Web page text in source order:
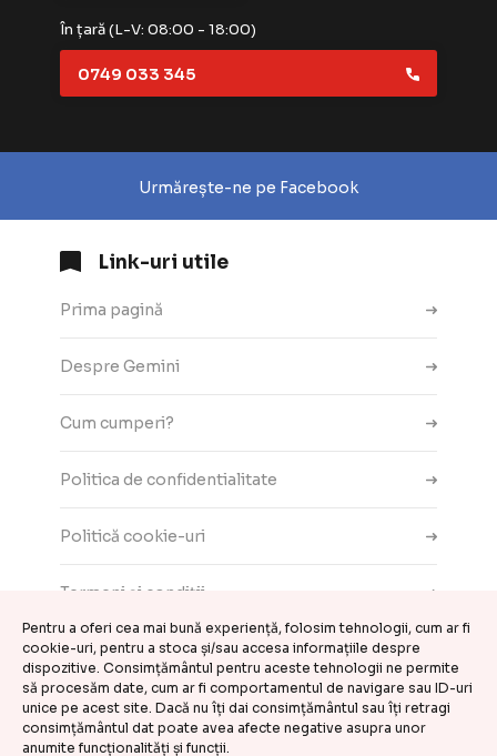
Pentru a oferi cea mai bună experiență, folosim tehnologii, cum ar fi
cookie-uri, pentru a stoca și/sau accesa informațiile despre
dispozitive. Consimțământul pentru aceste tehnologii ne permite
să procesăm date, cum ar fi comportamentul de navigare sau ID-uri
unice pe acest site. Dacă nu îți dai consimțământul sau îți retragi
consimțământul dat poate avea afecte negative asupra unor
anumite funcționalități și funcții.
În țară (L-V: 08:00 - 18:00)
0749 033 345
Urmărește-ne pe Facebook
Link-uri utile
Prima pagină
Despre Gemini
Cum cumperi?
Politica de confidentialitate
Politică cookie-uri
Termeni și condiții
Contact
ANPC